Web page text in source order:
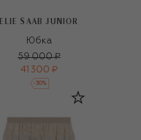
ELIE SAAB JUNIOR
Юбка
59 000 ₽
41 300 ₽
-30%